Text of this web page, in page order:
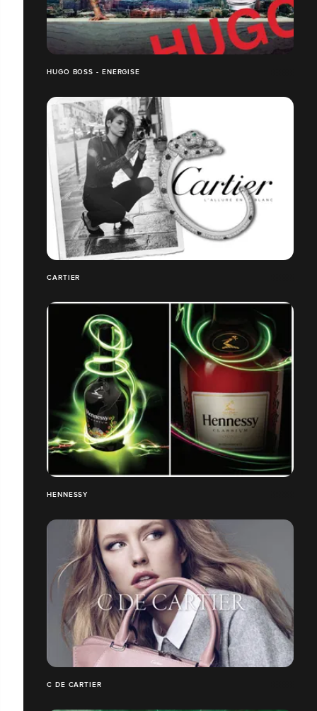
HUGO BOSS - ENERGISE
CARTIER
HENNESSY
C DE CARTIER